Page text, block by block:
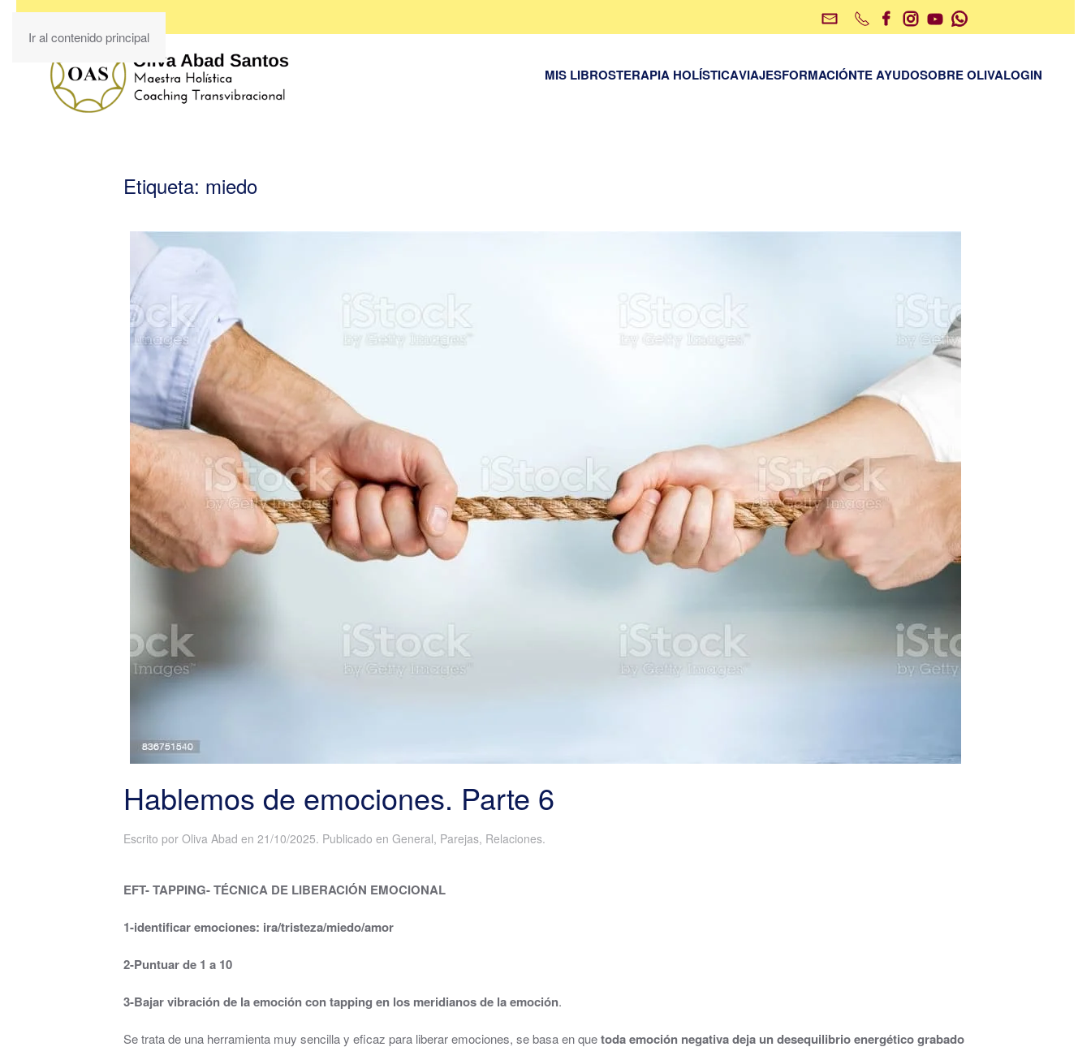
Ir al contenido principal
MIS LIBROSTERAPIA HOLÍSTICAVIAJESFORMACIÓNTE AYUDOSOBRE OLIVALOGIN
Etiqueta: miedo
Hablemos de emociones. Parte 6
Escrito por Oliva Abad en 21/10/2025. Publicado en General, Parejas, Relaciones.
EFT- TAPPING- TÉCNICA DE LIBERACIÓN EMOCIONAL
1-identificar emociones: ira/tristeza/miedo/amor
2-Puntuar de 1 a 10
3-Bajar vibración de la emoción con tapping en los meridianos de la emoción.
Se trata de una herramienta muy sencilla y eficaz para liberar emociones, se basa en quetoda emoción negativa deja un desequilibrio energético grabado